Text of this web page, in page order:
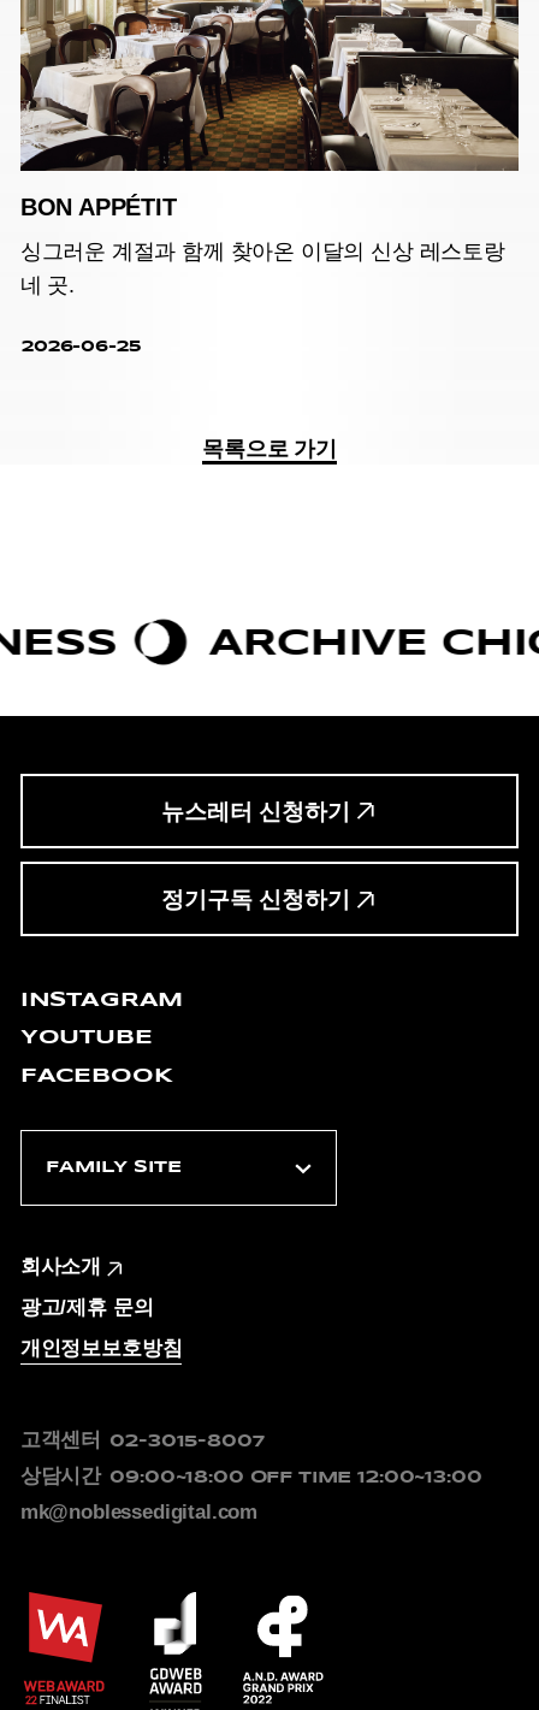
BON APPÉTIT
싱그러운 계절과 함께 찾아온 이달의 신상 레스토랑
네 곳.
2026-06-25
목록으로 가기
ARCHIVE CHIC
뉴스레터 신청하기
정기구독 신청하기
INSTAGRAM
YOUTUBE
FACEBOOK
회사소개
광고/제휴 문의
개인정보보호방침
고객센터 02-3015-8007
상담시간 09:00~18:00 OFF TIME 12:00~13:00
mk@noblessedigital.com